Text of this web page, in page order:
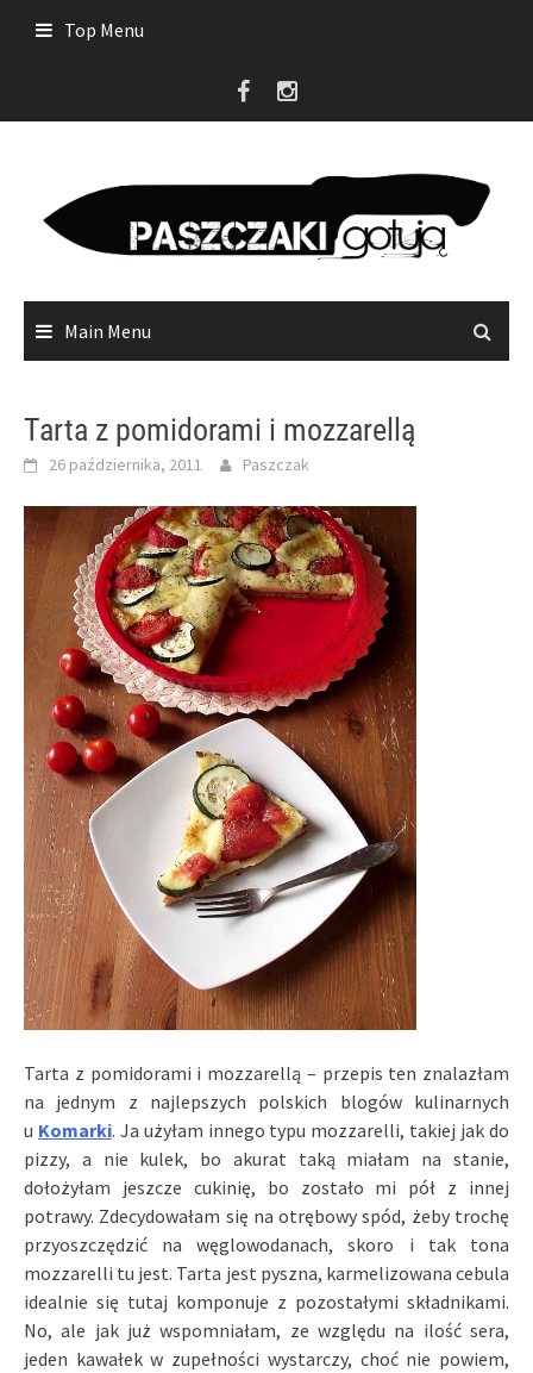
Top Menu
Main Menu
Tarta z pomidorami i mozzarellą
26 października, 2011 Paszczak
Tarta z pomidorami i mozzarellą – przepis ten znalazłam
na jednym z najlepszych polskich blogów kulinarnych
u Komarki. Ja użyłam innego typu mozzarelli, takiej jak do
pizzy, a nie kulek, bo akurat taką miałam na stanie,
dołożyłam jeszcze cukinię, bo zostało mi pół z innej
potrawy. Zdecydowałam się na otrębowy spód, żeby trochę
przyoszczędzić na węglowodanach, skoro i tak tona
mozzarelli tu jest. Tarta jest pyszna, karmelizowana cebula
idealnie się tutaj komponuje z pozostałymi składnikami.
No, ale jak już wspomniałam, ze względu na ilość sera,
jeden kawałek w zupełności wystarczy, choć nie powiem,